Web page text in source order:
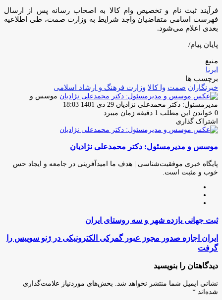
فرآیند ثبت نام و تخصیص وام کالا به اصحاب رسانه پس از ارسال
فهرست اسامی متقاضیان واجد شرایط به وزارت صمت، طی اطلاعیه
بعدی اعلام می‌شود.
پایان پیام/
منبع
ایرنا
برچسب ها
خبرنگاران صمت وا کالا وزارت فرهنگ و ارشاد اسلامی
موسس و
مدیرمسئول: دکتر محمدعلی نژادیان ارسال
ایمیل
29 دی 1401 18:03
0 خواندن این مطلب 1 دقیقه زمان میبرد
اشتراک گذاری
فیس
توئیتر
لینکدین
واتس
تلگرام
اشتراک
از
ایمیل
چاپ
موسس و مدیرمسئول: دکتر محمدعلی نژادیان
پایگاه خبری موفقیت‌شناسی | هدف ما امیدآفرینی در جامعه و ایجاد حس
خوب و مثبت است.
ثبت
یازده
شهر
و
سه
روستای
ثبت جهانی یازده شهر و سه روستای ایران
ایران
اجازه
صدور
مجوز
عبور
گمرکی
الکترونیکی
در
ایران اجازه صدور مجوز عبور گمرکی الکترونیکی در ژنو سوییس را
گرفت
دیدگاهتان را بنویسید
نشانی ایمیل شما منتشر نخواهد شد.
بخش‌های موردنیاز علامت‌گذاری
شده‌اند *